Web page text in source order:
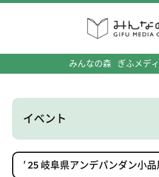
みんなの森 ぎふメデ
イベント
′ 25 岐阜県アンデパンダン小品